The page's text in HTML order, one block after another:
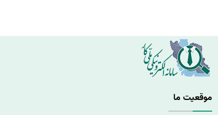
موقعیت ما